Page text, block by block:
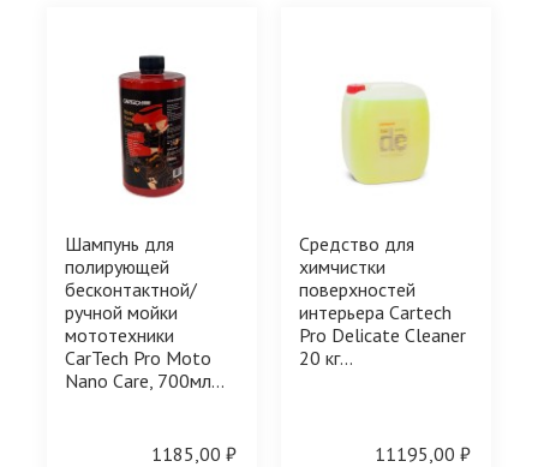
Шампунь для
полирующей
бесконтактной/
ручной мойки
мототехники
CarTech Pro Moto
Nano Care, 700мл...
1185,00 ₽
Средство для
химчистки
поверхностей
интерьера Cartech
Pro Delicate Cleaner
20 кг...
11195,00 ₽